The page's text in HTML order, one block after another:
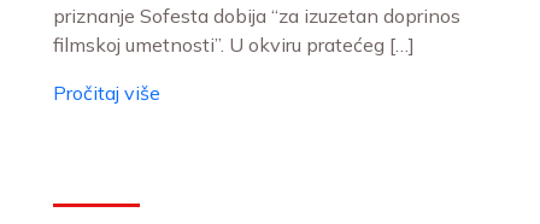
priznanje Sofesta dobija “za izuzetan doprinos
filmskoj umetnosti”. U okviru pratećeg […]
Pročitaj više